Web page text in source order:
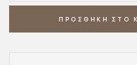
ΠΡΟΣΘΗΚΗ ΣΤΟ